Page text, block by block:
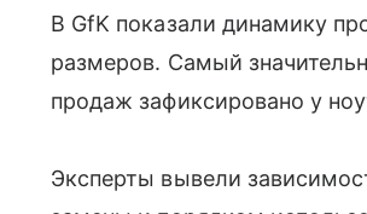
В GfK показали динамику
размеров. Самый
продаж зафиксировано у
Эксперты вывели